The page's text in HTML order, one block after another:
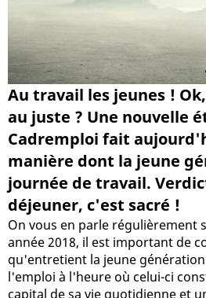
Au travail les jeunes !
au juste ? Une nouvelle
Cadremploi fait
manière dont la jeune
journée de travail.
déjeuner, c'est sacré !
On vous en parle régulièrement
année 2018, il est important de
qu'entretient la jeune
l'emploi à l'heure où celui-ci
capital de sa vie quotidienne et